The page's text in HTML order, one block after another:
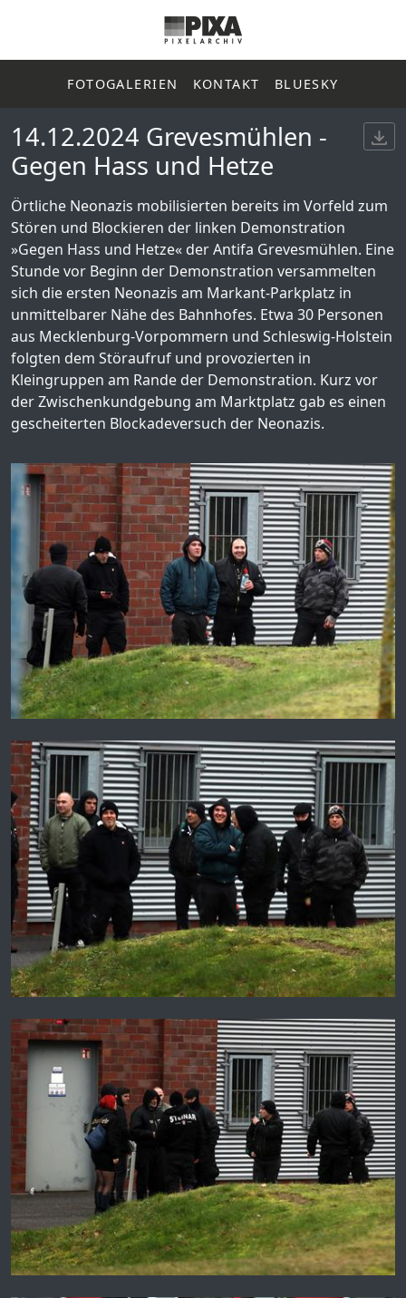
FOTOGALERIEN KONTAKT BLUESKY
14.12.2024 Grevesmühlen -
Gegen Hass und Hetze
Örtliche Neonazis mobilisierten bereits im Vorfeld zum
Stören und Blockieren der linken Demonstration
»Gegen Hass und Hetze« der Antifa Grevesmühlen. Eine
Stunde vor Beginn der Demonstration versammelten
sich die ersten Neonazis am Markant-Parkplatz in
unmittelbarer Nähe des Bahnhofes. Etwa 30 Personen
aus Mecklenburg-Vorpommern und Schleswig-Holstein
folgten dem Störaufruf und provozierten in
Kleingruppen am Rande der Demonstration. Kurz vor
der Zwischenkundgebung am Marktplatz gab es einen
gescheiterten Blockadeversuch der Neonazis.